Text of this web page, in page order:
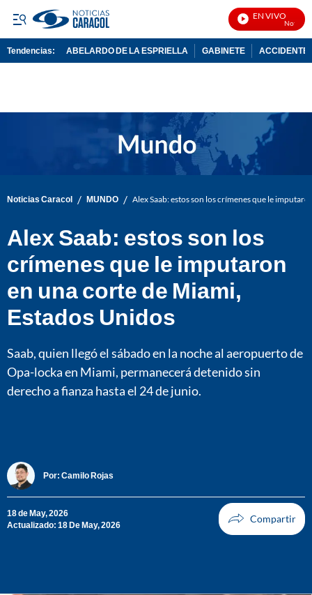
EN VIVO
Noticias
Tendencias: ABELARDO DE LA ESPRIELLA GABINETE ACCIDENTE
Noticias Caracol / MUNDO / Alex Saab: estos son los crímenes que le
Alex Saab: estos son los
crímenes que le imputaron
en una corte de Miami,
Estados Unidos
Saab, quien llegó el sábado en la noche al aeropuerto de
Opa-locka en Miami, permanecerá detenido sin
derecho a fianza hasta el 24 de junio.
Por: Camilo Rojas
18 de May, 2026
Actualizado: 18 De May, 2026